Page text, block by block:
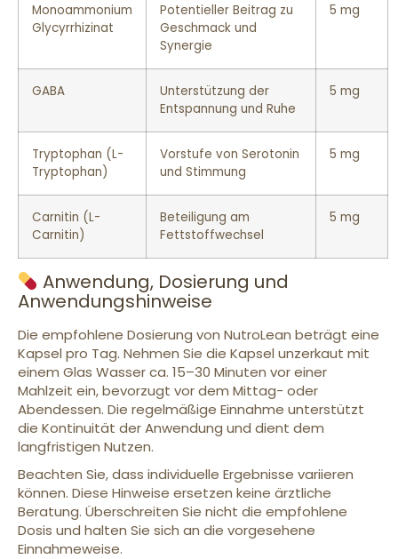
Monoammonium
Glycyrrhizinat
Potentieller Beitrag zu
Geschmack und
Synergie
5 mg
GABA
Unterstützung der
Entspannung und Ruhe
5 mg
Tryptophan (L-
Tryptophan)
Vorstufe von Serotonin
und Stimmung
5 mg
Carnitin (L-
Carnitin)
Beteiligung am
Fettstoffwechsel
5 mg
Anwendung, Dosierung und
Anwendungshinweise
Die empfohlene Dosierung von NutroLean beträgt eine
Kapsel pro Tag. Nehmen Sie die Kapsel unzerkaut mit
einem Glas Wasser ca. 15–30 Minuten vor einer
Mahlzeit ein, bevorzugt vor dem Mittag- oder
Abendessen. Die regelmäßige Einnahme unterstützt
die Kontinuität der Anwendung und dient dem
langfristigen Nutzen.
Beachten Sie, dass individuelle Ergebnisse variieren
können. Diese Hinweise ersetzen keine ärztliche
Beratung. Überschreiten Sie nicht die empfohlene
Dosis und halten Sie sich an die vorgesehene
Einnahmeweise.